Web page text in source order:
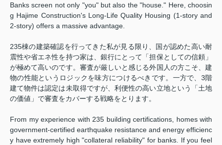
Banks screen not only "you" but also the "house." Here, choosin
g Hajime Construction's Long-Life Quality Housing (1-story and
2-story) offers a massive advantage.
235棟の建築確認を行ってきた私が見る限り、国が認めた高い耐
震性や省エネ性を持つ家は、銀行にとって「担保としての信頼」
が極めて高いのです。審査が厳しいと感じる外国人の方こそ、建
物の性能というロジックを味方につけるべきです。一方で、3階
建て物件は認定は未取得ですが、利便性の高い立地という「土地
の価値」で審査をカバーする戦略をとります。
From my experience with 235 building certifications, homes with
government-certified earthquake resistance and energy efficienc
y have extremely high "collateral reliability" for banks. If you feel